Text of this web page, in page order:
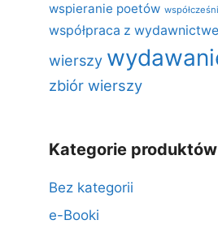
wspieranie poetów
współpraca z
wierszy
zbiór wierszy
Kategorie produktów
Bez kategorii
e-Booki